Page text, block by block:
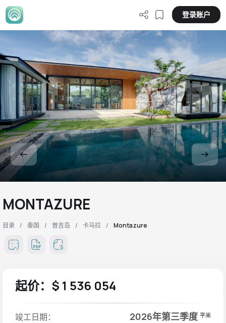
登录账户
MONTAZURE
目录 泰国 普吉岛 卡马拉 Montazure
起价：$ 1 536 054
竣工日期： 2026年第三季度 平米